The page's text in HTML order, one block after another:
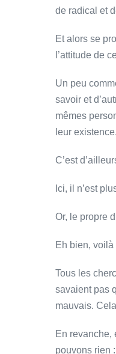
de radical et
Et alors se
l’attitude de
Un peu
savoir et
mêmes
leur existence.
C’est
Ici, il n’est
Or, le propre
Eh bien,
Tous les
savaient pas
mauvais.
En revanche,
pouvons rien